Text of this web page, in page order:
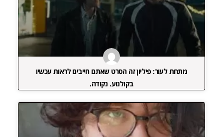
מתחת לעור: פיליון זה הסרט שאתם חייבים לראות עכשיו
בקולנוע. נקודה.